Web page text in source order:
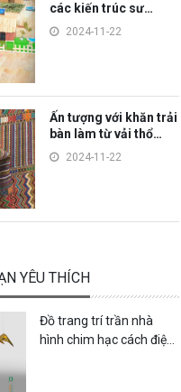
các kiến trúc sư
tương lai
2024-11-22
Ấn tượng với khăn trải
bàn làm từ vải thổ
cẩm2024-11-22
YÊU THÍCH
Đồ trang trí trần nhà
hình chim hạc cách điệu